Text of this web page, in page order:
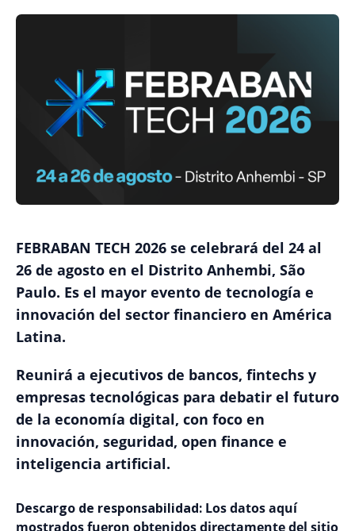
FEBRABAN TECH 2026 se celebrará del 24 al
26 de agosto en el Distrito Anhembi, São
Paulo. Es el mayor evento de tecnología e
innovación del sector financiero en América
Latina.
Reunirá a ejecutivos de bancos, fintechs y
empresas tecnológicas para debatir el futuro
de la economía digital, con foco en
innovación, seguridad, open finance e
inteligencia artificial.
Descargo de responsabilidad: Los datos aquí
mostrados fueron obtenidos directamente del sitio